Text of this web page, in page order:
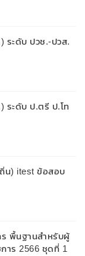
ระดับ ปวช.-ปวส.
ระดับ ป.ตรี ป.โท
น) itest ข้อสอบ
พื้นฐานสำหรับผู้
าร 2566 ชุดที่ 1